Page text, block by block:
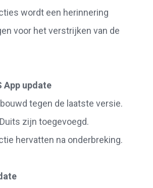
wordt een herinnering
voor het verstrijken van de
App update
tegen de laatste versie.
zijn toegevoegd.
hervatten na onderbreking.